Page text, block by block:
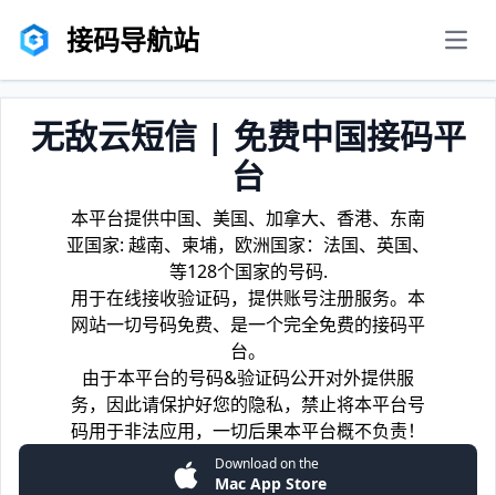
接码导航站
无敌云短信 | 免费中国接码平
台
本平台提供中国、美国、加拿大、香港、东南
亚国家: 越南、柬埔，欧洲国家：法国、英国、
等128个国家的号码.
用于在线接收验证码，提供账号注册服务。本
网站一切号码免费、是一个完全免费的接码平
台。
由于本平台的号码&验证码公开对外提供服
务，因此请保护好您的隐私，禁止将本平台号
码用于非法应用，一切后果本平台概不负责！
Download on the
Mac App Store